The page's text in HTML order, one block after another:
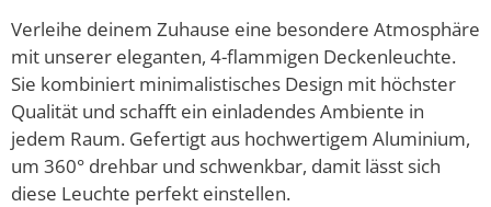
Verleihe deinem Zuhause eine besondere Atmosphäre
mit unserer eleganten, 4-flammigen Deckenleuchte.
Sie kombiniert minimalistisches Design mit höchster
Qualität und schafft ein einladendes Ambiente in
jedem Raum. Gefertigt aus hochwertigem Aluminium,
um 360° drehbar und schwenkbar, damit lässt sich
diese Leuchte perfekt einstellen.